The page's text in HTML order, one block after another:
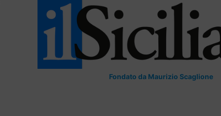
Fondato da Maurizio Scaglione